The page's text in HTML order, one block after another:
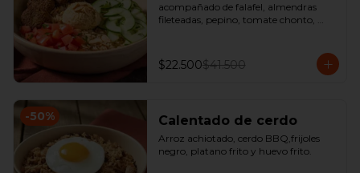
acompañado de falafel, almendras
fileteadas, pepino, tomate chonto,
$22.500$41.500
-50% Calentado de cerdo
Arroz achiotado, cerdo BBQ,frijoles
negro, platano frito y huevo frito.